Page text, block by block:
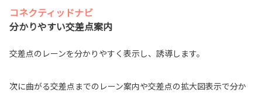
コネクティッドナビ
分かりやすい交差点案内
交差点のレーンを分かりやすく表示し、誘導します。
次に曲がる交差点までのレーン案内や交差点の拡大図表示で分か